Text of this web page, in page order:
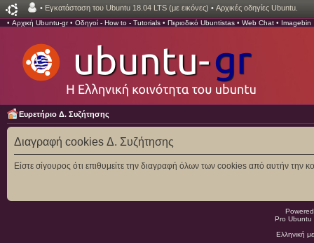
• Εγκατάσταση του Ubuntu 18.04 LTS (με εικόνες) • Αρχικές οδηγίες Ubuntu.
• Αρχική Ubuntu-gr• Οδηγοί - How to - Tutorials • Περιοδικό Ubuntistas • Web Chat • Imagebin
Ευρετήριο Δ. Συζήτησης
Διαγραφή cookies Δ. Συζήτησης
Είστε σίγουρος ότι επιθυμείτε την διαγραφή όλων των cookies από αυτήν την
Pro
Ελληνική